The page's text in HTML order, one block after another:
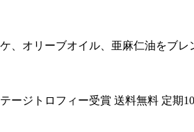
、オリーブオイル、亜麻仁油をブレ
ージトロフィー受賞 送料無料 定期